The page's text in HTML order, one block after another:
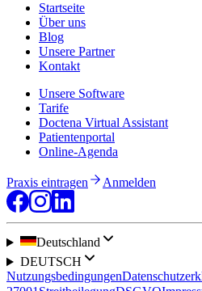
Startseite
Über uns
Blog
Unsere Partner
Kontakt
Unsere Software
Tarife
Doctena Virtual Assistant
Patientenportal
Online-Agenda
Praxis eintragen Anmelden
Deutschland
DEUTSCH
Nutzungsbedingungen